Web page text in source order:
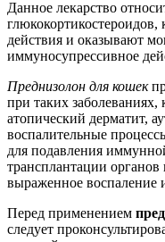
Данное лекарство
действия и оказывают
иммуносупрессивное
Преднизолон для кошек
при таких заболеваниях,
атопический дерматит,
воспалительные
для подавления
трансплантации органов
выраженное воспаление
Перед применением
следует